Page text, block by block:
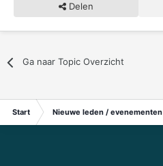
Delen
Ga naar Topic Overzicht
Start Nieuwe leden / evenementen